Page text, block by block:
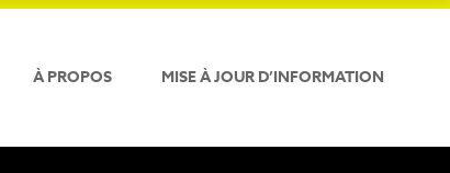
À PROPOS MISE À JOUR D’INFORMATION